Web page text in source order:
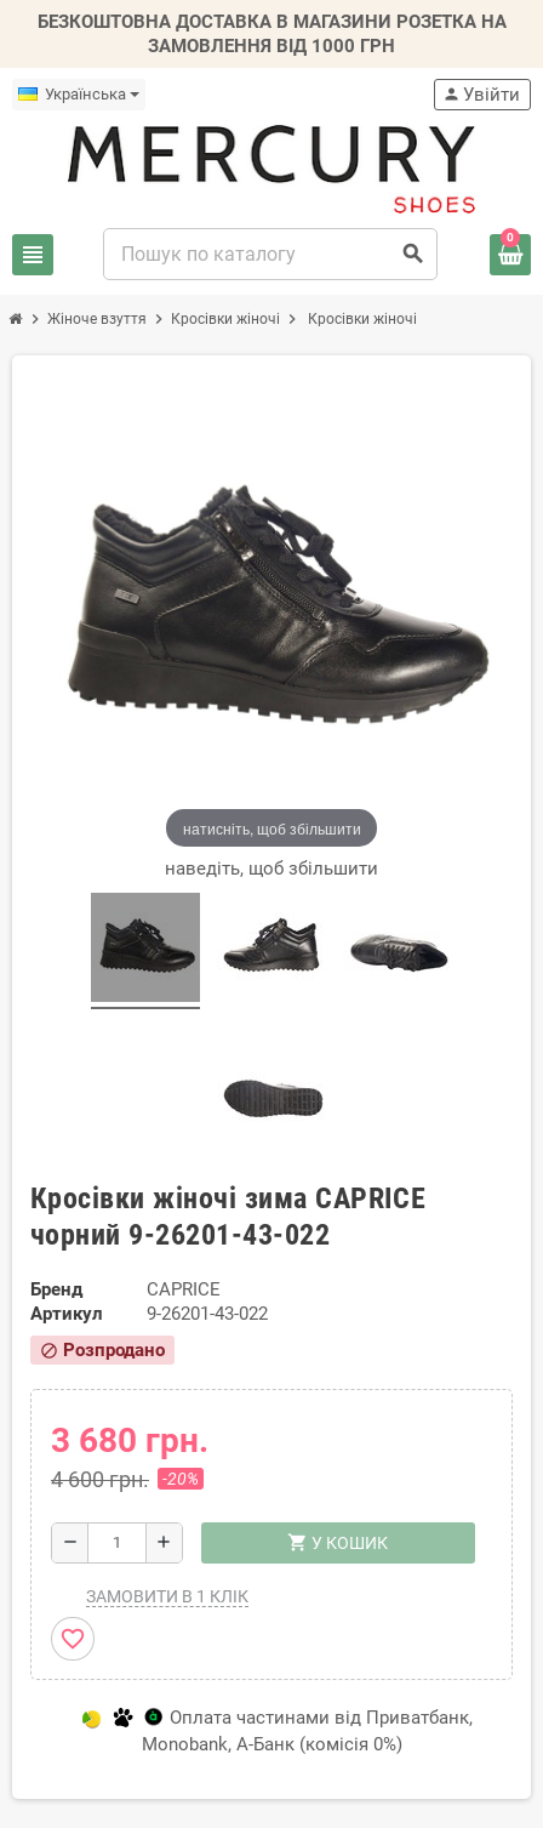
БЕЗКОШТОВНА ДОСТАВКА В МАГАЗИНИ РОЗЕТКА НА
ЗАМОВЛЕННЯ ВІД 1000 ГРН
Українська
view_headline search
person Увійти
0
chevron_right Жіноче взуття chevron_right Кросівки жіночі chevron_right Кросівки жіночі
натисніть, щоб збільшити
наведіть, щоб збільшити
Кросівки жіночі зима CAPRICE
чорний 9-26201-43-022
Бренд
CAPRICE
Артикул
9-26201-43-022
block Розпродано
3 680 грн.
4 600 грн. -20%
remove add shopping_cart У КОШИК
ЗАМОВИТИ В 1 КЛІК
favorite_border
Оплата частинами від Приватбанк,
Monobank, А-Банк (комісія 0%)